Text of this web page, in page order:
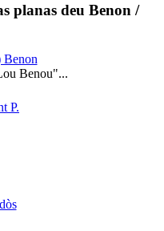
planas deu Benon /
Benon
Benou"...
P.